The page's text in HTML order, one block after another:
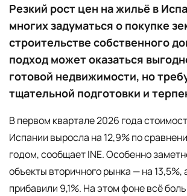
Резкий рост цен на жильё в
многих задуматься о покупке
строительстве собственного
подход может оказаться
готовой недвижимости, но
тщательной подготовки и
В первом квартале 2026 года
Испании выросла на 12,9% по
годом, сообщает INE. Особенно
объекты вторичного рынка — на 13,5%,
прибавили 9,1%. На этом фоне всё